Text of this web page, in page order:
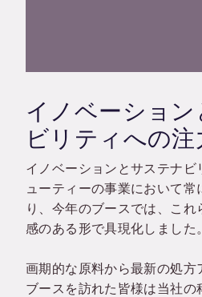
イノベーショ
ビリティへの注
イノベーションとサステナビ
ューティーの事業において常
り、今年のブースでは、これ
感のある形で具現化しました。
画期的な原料から最新の処方
ブースを訪れた皆様は当社の